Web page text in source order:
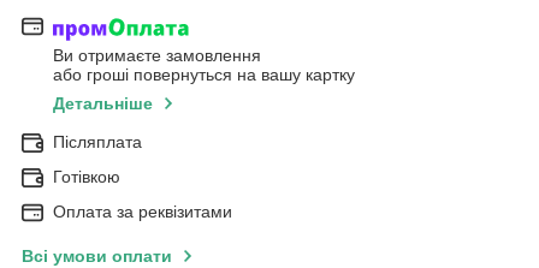
Ви отримаєте замовлення
або гроші повернуться на вашу картку
Детальніше
Післяплата
Готівкою
Оплата за реквізитами
Всі умови оплати